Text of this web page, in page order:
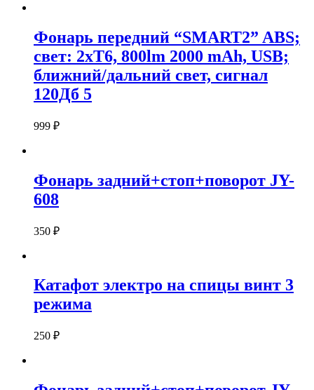
Фонарь передний “SMART2” ABS;
свет: 2xT6, 800lm 2000 mAh, USB;
ближний/дальний свет, сигнал
120Дб 5
999 ₽
Фонарь задний+стоп+поворот JY-
608
350 ₽
Катафот электро на спицы винт 3
режима
250 ₽